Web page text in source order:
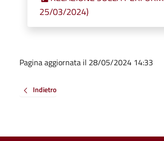
25/03/2024)
Pagina aggiornata il 28/05/2024 14:33
Indietro